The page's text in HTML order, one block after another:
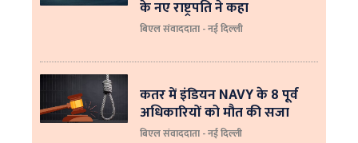
के नए राष्ट्रपति ने कहा
बिएल संवाददाता - नई दिल्‍ली
कतर में इंडियन NAVY के 8 पूर्व
अधिकारियों को मौत की सजा
बिएल संवाददाता - नई दिल्ली